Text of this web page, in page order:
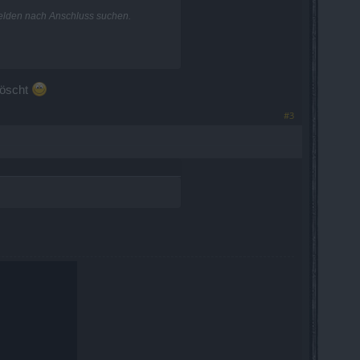
nach Anschluss suchen.
#3